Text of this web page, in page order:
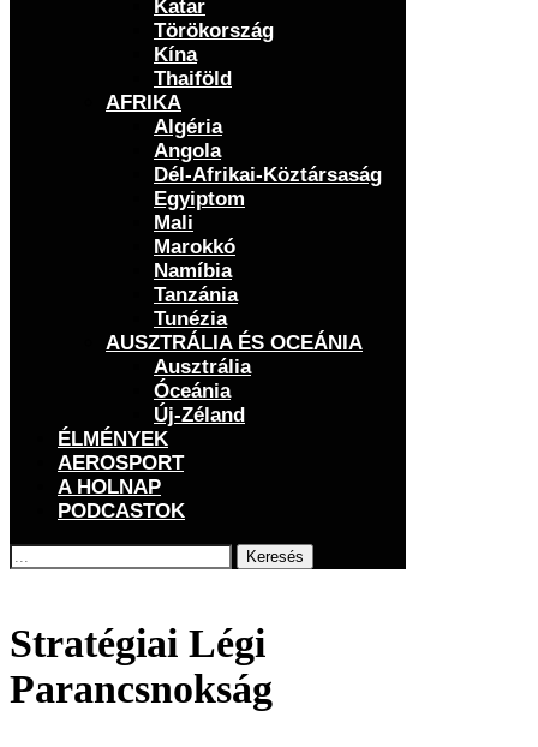
Katar
Törökország
Kína
Thaiföld
AFRIKA
Algéria
Angola
Dél-Afrikai-Köztársaság
Egyiptom
Mali
Marokkó
Namíbia
Tanzánia
Tunézia
AUSZTRÁLIA ÉS OCEÁNIA
Ausztrália
Óceánia
Új-Zéland
ÉLMÉNYEK
AEROSPORT
A HOLNAP
PODCASTOK
Keresés
Stratégiai Légi
Parancsnokság